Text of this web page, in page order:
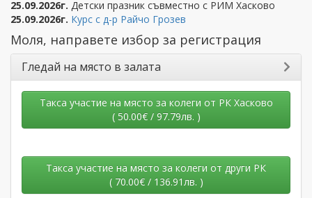
25.09.2026г. Детски празник съвместно с РИМ Хасково
25.09.2026г. Курс с д-р Райчо Грозев
Моля, направете избор за регистрация
Гледай на място в залата
Такса участие на място за колеги от РК Хасково
(50.00€ / 97.79лв. )
Такса участие на място за колеги от други РК
(70.00€ / 136.91лв. )